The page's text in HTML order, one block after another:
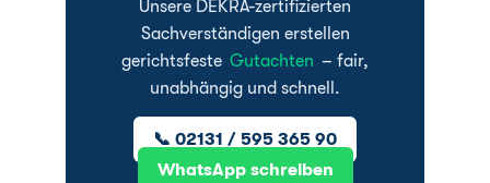
Unsere DEKRA-zertifizierten
Sachverständigen erstellen
gerichtsfeste Gutachten – fair,
unabhängig und schnell.
📞 02131 / 595 365 90
WhatsApp schreiben